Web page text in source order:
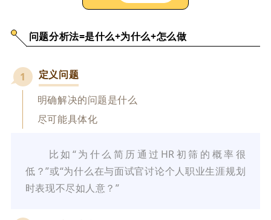
问题分析法=是什么+为什么+怎么做
1
定义问题
明确解决的问题是什么
尽可能具体化
比如“为什么简历通过HR初筛的概率很
低？”或“为什么在与面试官讨论个人职业生涯规划
时表现不尽如人意？”